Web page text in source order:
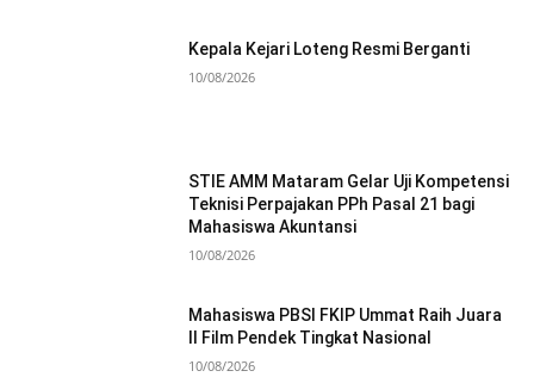
Kepala Kejari Loteng Resmi Berganti
10/08/2026
STIE AMM Mataram Gelar Uji Kompetensi
Teknisi Perpajakan PPh Pasal 21 bagi
Mahasiswa Akuntansi
10/08/2026
Mahasiswa PBSI FKIP Ummat Raih Juara
II Film Pendek Tingkat Nasional
10/08/2026